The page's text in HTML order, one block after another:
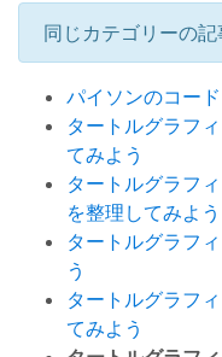
同じカテゴリーの記
パイソンのコー
タートルグラフ
てみよう
タートルグラフ
を整理してみよう
タートルグラフ
う
タートルグラフ
てみよう